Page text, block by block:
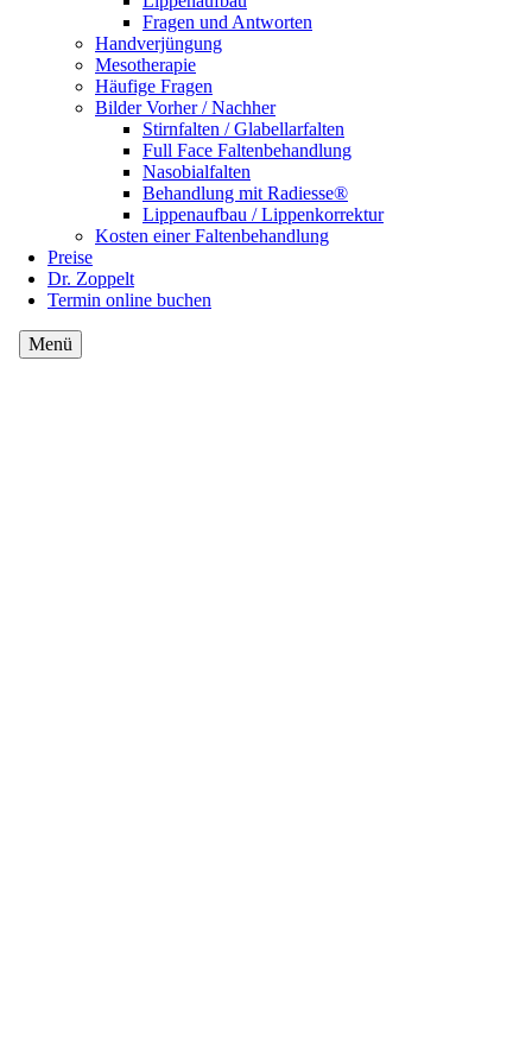
Fragen und Antworten
Handverjüngung
Mesotherapie
Häufige Fragen
Bilder Vorher / Nachher
Stirnfalten / Glabellarfalten
Full Face Faltenbehandlung
Nasobialfalten
Behandlung mit Radiesse®
Lippenaufbau / Lippenkorrektur
Kosten einer Faltenbehandlung
Preise
Dr. Zoppelt
Termin online buchen
Menü